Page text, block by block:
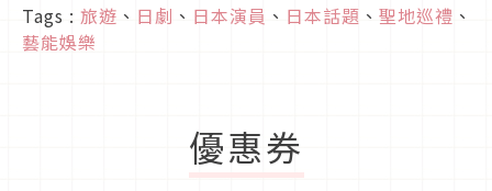
Tags : 旅遊 、 日劇 、 日本演員 、 日本話題 、 聖地巡禮 、
藝能娛樂
優惠券